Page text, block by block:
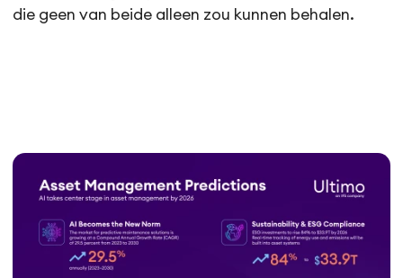
die geen van beide alleen zou kunnen behalen.